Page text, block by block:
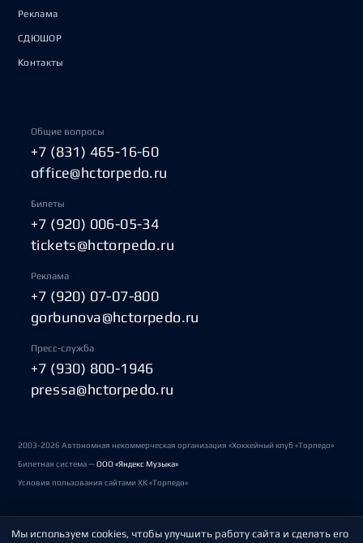
Реклама
СДЮШОР
Контакты
Общие вопросы
+7 (831) 465-16-60
office@hctorpedo.ru
Билеты
+7 (920) 006-05-34
tickets@hctorpedo.ru
Реклама
+7 (920) 07-07-800
gorbunova@hctorpedo.ru
Пресс-служба
+7 (930) 800-1946
pressa@hctorpedo.ru
2003-2026 Автономная некоммерческая организация «Хоккейный клуб «Торпедо»
Билетная система —ООО «Яндекс Музыка»
Условия пользования сайтами ХК «Торпедо»
Политика обработки персональных данных
Мы используем cookies, чтобы улучшить работу сайта и сделать его